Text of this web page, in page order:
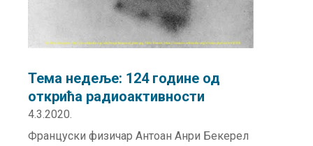
Тема недеље: 124 године од
открића радиоактивности
4.3.2020.
Француски физичар Антоан Анри Бекерел